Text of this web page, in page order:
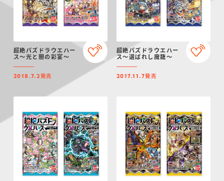
超絶パズドラウエハー
ス～光と闇の彩宴～
2018.7.2発売
超絶パズドラウエハー
ス～選ばれし魔龍～
2017.11.7発売